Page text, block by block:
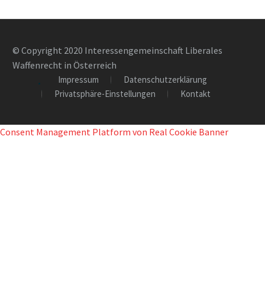
© Copyright 2020 Interessengemeinschaft Liberales
Waffenrecht in Österreich
Impressum
Datenschutzerklärung
Privatsphäre-Einstellungen
Kontakt
Consent Management Platform von Real Cookie Banner